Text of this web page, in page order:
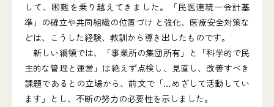
して、困難を乗り越えてきました。「民医連統一会計基
準」の確立や共同組織の位置づけ と強化、医療安全対策な
どは、こうした経験、教訓から導き出したものです。
新しい綱領では、「事業所の集団所有」と「科学的で民
主的な管理と運営」は絶えず点検し、見直し、改善すべき
課題であるとの立場から、前文で「…めざして活動してい
ます」とし、不断の努力の必要性を示しました。